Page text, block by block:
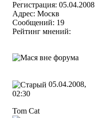
Регистрация: 05.04.2008
Адрес: Москв
Сообщений: 19
Рейтинг мнений:
05.04.2008,
02:30
Tom Cat